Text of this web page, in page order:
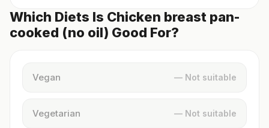
Which Diets Is Chicken breast pan-
cooked (no oil) Good For?
Vegan — Not suitable
Vegetarian — Not suitable